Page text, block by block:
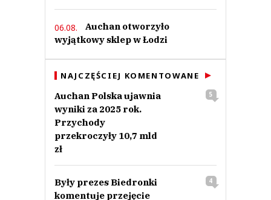
06.08.
Auchan otworzyło
wyjątkowy sklep w Łodzi
NAJCZĘŚCIEJ KOMENTOWANE
Auchan Polska ujawnia
wyniki za 2025 rok.
Przychody
przekroczyły 10,7 mld
zł
5
Były prezes Biedronki
komentuje przejęcie
4